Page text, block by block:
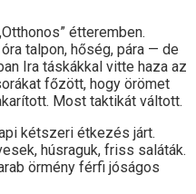
étteremben.
talpon, hőség, pára — de
Ira táskákkal vitte haza az
főzött, hogy örömet
Most taktikát váltott.
kétszeri étkezés járt.
húsraguk, friss saláták.
örmény férfi jóságos